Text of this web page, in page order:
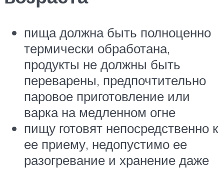
пища должна быть полноценно
термически обработана,
продукты не должны быть
переварены, предпочтительно
паровое приготовление или
варка на медленном огне
пищу готовят непосредственно к
ее приему, недопустимо ее
разогревание и хранение даже